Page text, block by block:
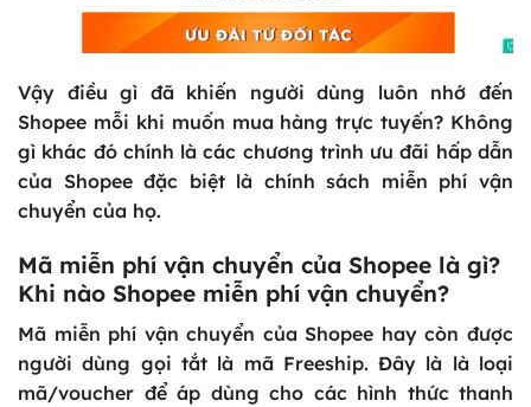
Vậy điều gì đã khiến người dùng luôn nhớ đến
Shopee mỗi khi muốn mua hàng trực tuyến? Không
gì khác đó chính là các chương trình ưu đãi hấp dẫn
của Shopee đặc biệt là chính sách miễn phí vận
chuyển của họ.
Mã miễn phí vận chuyển của Shopee là gì?
Khi nào Shopee miễn phí vận chuyển?
Mã miễn phí vận chuyển của Shopee hay còn được
người dùng gọi tắt là mã Freeship. Đây là là loại
mã/voucher để áp dùng cho các hình thức thanh